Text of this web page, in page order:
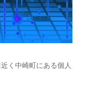
く中崎町にある個人